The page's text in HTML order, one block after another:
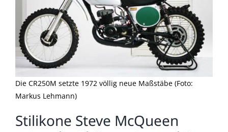
Die CR250M setzte 1972 völlig neue Maßstäbe (Foto:
Markus Lehmann)
Stilikone Steve McQueen